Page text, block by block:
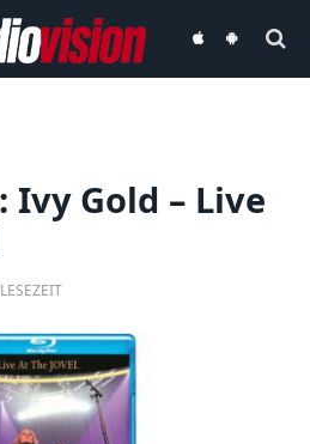
audiovisionaudiovision
Ivy Gold – Live